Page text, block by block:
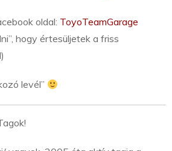
oldal: ToyoTeamGarage
hogy értesüljetek a friss
levél”